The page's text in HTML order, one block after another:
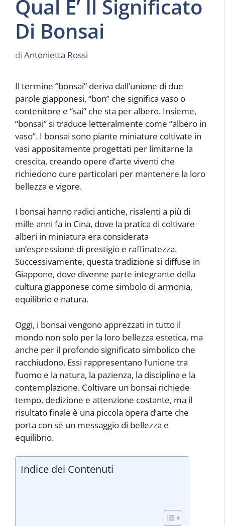
Qual E’ Il Significato
Di Bonsai
di Antonietta Rossi
Il termine “bonsai” deriva dall’unione di due
parole giapponesi, “bon” che significa vaso o
contenitore e “sai” che sta per albero. Insieme,
“bonsai” si traduce letteralmente come “albero in
vaso”. I bonsai sono piante miniature coltivate in
vasi appositamente progettati per limitarne la
crescita, creando opere d’arte viventi che
richiedono cure particolari per mantenere la loro
bellezza e vigore.
I bonsai hanno radici antiche, risalenti a più di
mille anni fa in Cina, dove la pratica di coltivare
alberi in miniatura era considerata
un’espressione di prestigio e raffinatezza.
Successivamente, questa tradizione si diffuse in
Giappone, dove divenne parte integrante della
cultura giapponese come simbolo di armonia,
equilibrio e natura.
Oggi, i bonsai vengono apprezzati in tutto il
mondo non solo per la loro bellezza estetica, ma
anche per il profondo significato simbolico che
racchiudono. Essi rappresentano l’unione tra
l’uomo e la natura, la pazienza, la disciplina e la
contemplazione. Coltivare un bonsai richiede
tempo, dedizione e attenzione costante, ma il
risultato finale è una piccola opera d’arte che
porta con sé un messaggio di bellezza e
equilibrio.
Indice dei Contenuti